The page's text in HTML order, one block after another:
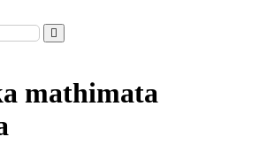
mathimata